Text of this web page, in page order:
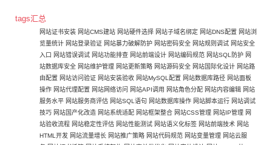
tags汇总
网站证书安装 网站CMS建站 网站硬件选择 网站子域名绑定 网站DNS配置 网站浏
览量统计 网站登录验证 网站暴力破解防护 网站密码安全 网站规则调试 网站安全
入口 网站错误调试 网站功能排查 网站前端设计 网站编码规范 网站SQL防护 网
站数据库安全 网站维护管理 网站更新策略 网站源码安全 网站国际化设计 网站路
由配置 网站访问验证 网站安装验收 网站MySQL配置 网站数据库路径 网站面板
操作 网站代理配置 网站网络访问 网站API调用 网站角色分配 网站内容编辑 网站
服务水平 网站服务商评估 网站SQL语句 网站数据库操作 网站脚本运行 网站调试
技巧 网站国产化改造 网站系统适配 网站框架整合 网站CSS管理 网站IP管理 网
站验收流程 网站稳定性评估 网站性能测试 网站语义化标签 网站前端技术 网站
HTML开发 网站流量增长 网站推广策略 网站代码规范 网站变量管理 网站云服